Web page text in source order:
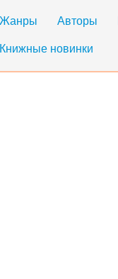
Жанры Авторы
Книжные новинки